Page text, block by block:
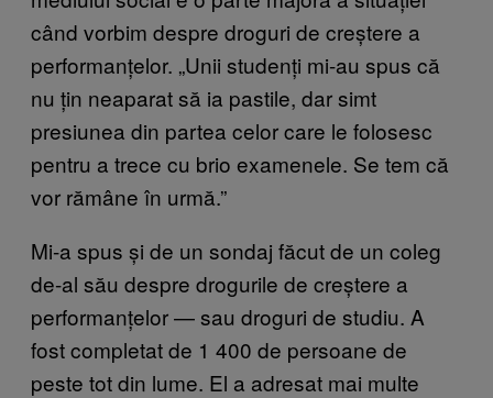
când vorbim despre droguri de creștere a
performanțelor. „Unii studenți mi-au spus că
nu țin neaparat să ia pastile, dar simt
presiunea din partea celor care le folosesc
pentru a trece cu brio examenele. Se tem că
vor rămâne în urmă.”
Mi-a spus și de un sondaj făcut de un coleg
de-al său despre drogurile de creștere a
performanțelor — sau droguri de studiu. A
fost completat de 1 400 de persoane de
peste tot din lume. El a adresat mai multe